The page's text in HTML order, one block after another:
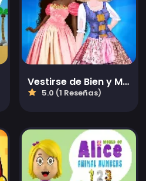
Vestirse de Bien y Mal
5.0 (1 Reseñas)